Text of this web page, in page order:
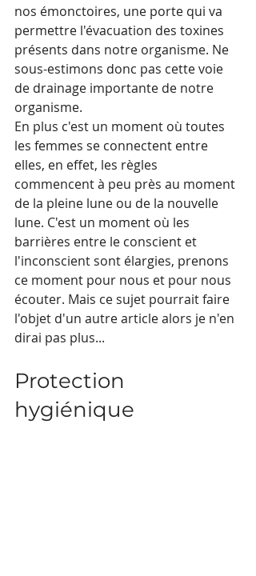
nos émonctoires, une porte qui va
permettre l'évacuation des toxines
présents dans notre organisme. Ne
sous-estimons donc pas cette voie
de drainage importante de notre
organisme.
En plus c'est un moment où toutes
les femmes se connectent entre
elles, en effet, les règles
commencent à peu près au moment
de la pleine lune ou de la nouvelle
lune. C'est un moment où les
barrières entre le conscient et
l'inconscient sont élargies, prenons
ce moment pour nous et pour nous
écouter. Mais ce sujet pourrait faire
l'objet d'un autre article alors je n'en
dirai pas plus...
Protection
hygiénique